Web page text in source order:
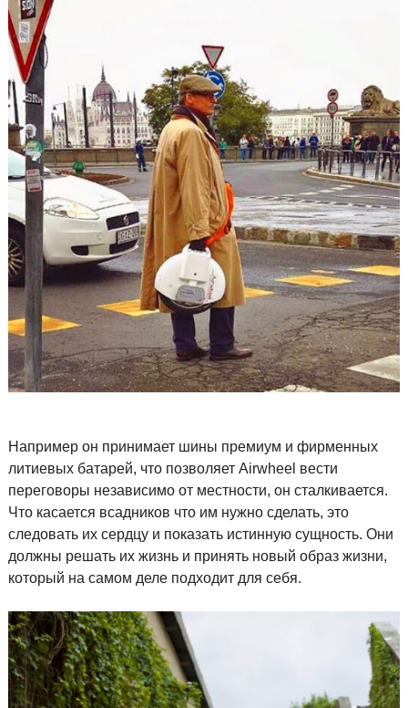
Например он принимает шины премиум и фирменных
литиевых батарей, что позволяет Airwheel вести
переговоры независимо от местности, он сталкивается.
Что касается всадников что им нужно сделать, это
следовать их сердцу и показать истинную сущность. Они
должны решать их жизнь и принять новый образ жизни,
который на самом деле подходит для себя.